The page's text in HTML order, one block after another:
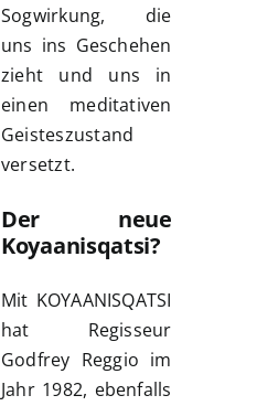
Sogwirkung, die
uns ins Geschehen
zieht und uns in
einen meditativen
Geisteszustand
versetzt.
Der neue
Koyaanisqatsi?
Mit KOYAANISQATSI
hat Regisseur
Godfrey Reggio im
Jahr 1982, ebenfalls